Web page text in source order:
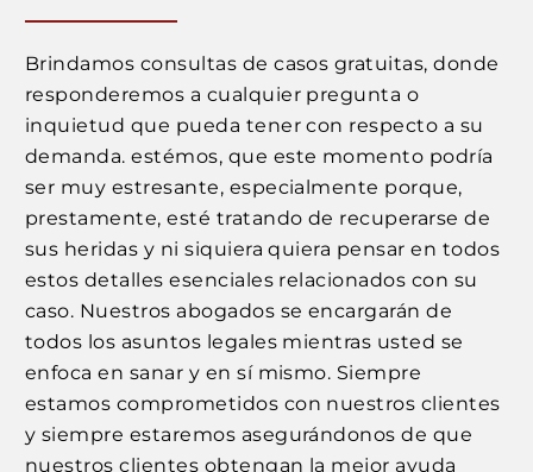
Brindamos consultas de casos gratuitas, donde
responderemos a cualquier pregunta o
inquietud que pueda tener con respecto a su
demanda. estémos, que este momento podría
ser muy estresante, especialmente porque,
prestamente, esté tratando de recuperarse de
sus heridas y ni siquiera quiera pensar en todos
estos detalles esenciales relacionados con su
caso. Nuestros abogados se encargarán de
todos los asuntos legales mientras usted se
enfoca en sanar y en sí mismo. Siempre
estamos comprometidos con nuestros clientes
y siempre estaremos asegurándonos de que
nuestros clientes obtengan la mejor ayuda